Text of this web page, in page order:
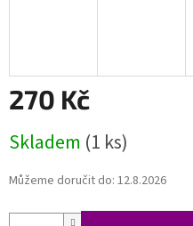
270 Kč
cena:
Skladem (1 ks)
Můžeme doručit do: 12.8.2026